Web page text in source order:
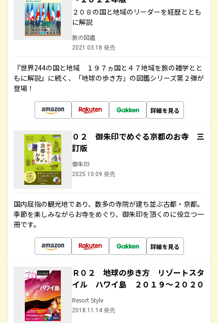
２０８の国と地域のリーダーを経歴ととも
に解説
旅の図鑑
2021.03.18 発売
『世界244の国と地域 １９７ヵ国と４７地域を旅の雑学とと
もに解説』に続く、「地球の歩き方」の図鑑シリーズ第２弾が
登場！
詳細を見る
０２ 御朱印でめぐる京都のお寺 三
訂版
御朱印
2025.10.09 発売
国内屈指の観光地であり、数多の寺院が建ち並ぶ古都・京都。
季節を楽しみながらお寺をめぐり、御朱印を頂くのに役立つ一
冊です。
詳細を見る
Ｒ０２ 地球の歩き方 リゾートスタ
イル ハワイ島 ２０１９～２０２０
Resort Style
2018.11.14 発売